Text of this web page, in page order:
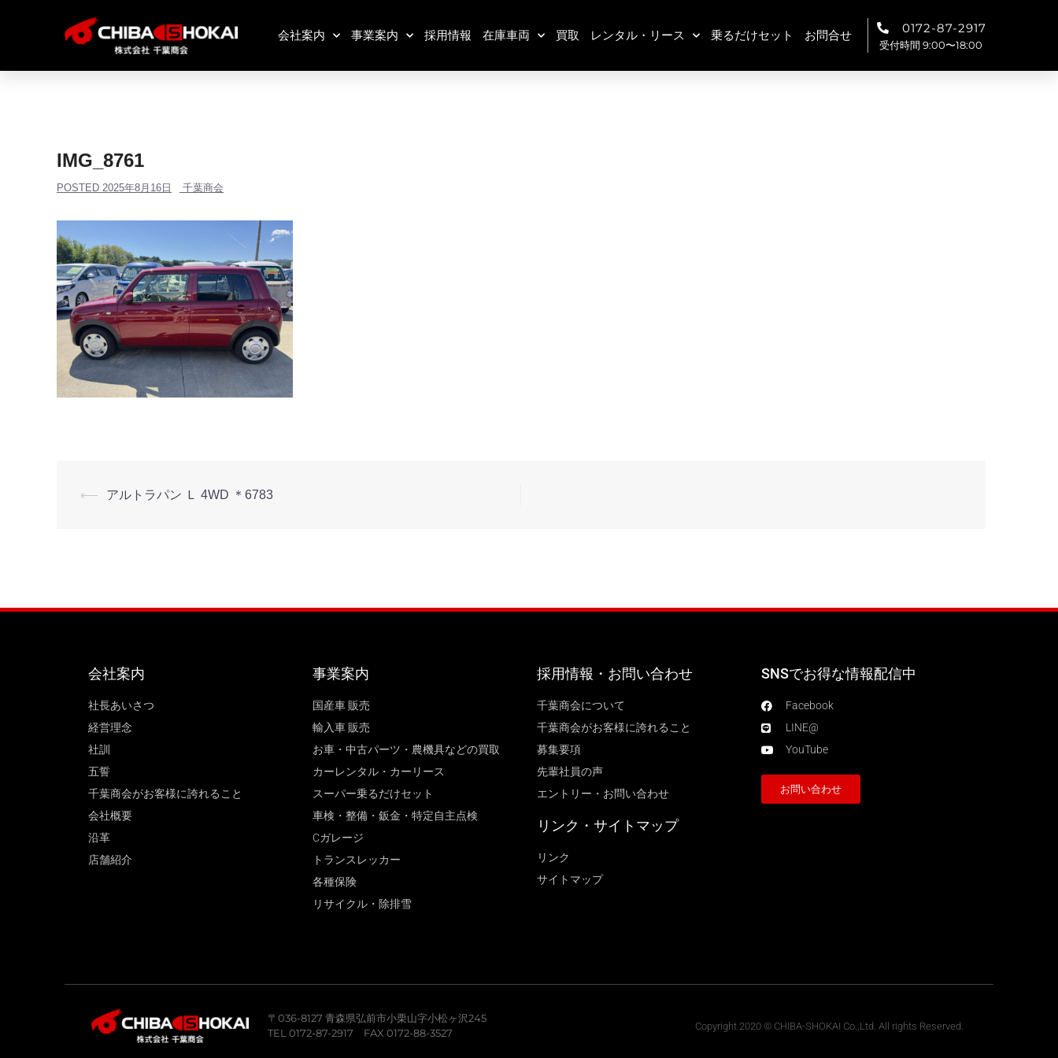
会社案内 事業案内 採用情報 在庫車両 買取 レンタル・リース 乗るだけセット お問合せ 0172-87-2917
受付時間 9:00〜18:00
IMG_8761
POSTED 2025年8月16日 千葉商会
⟵ アルトラパン Ｌ 4WD ＊6783
会社案内
社長あいさつ
経営理念
社訓
五誓
千葉商会がお客様に誇れること
会社概要
沿革
店舗紹介
事業案内
国産車 販売
輸入車 販売
お車・中古パーツ・農機具などの買取
カーレンタル・カーリース
スーパー乗るだけセット
車検・整備・鈑金・特定自主点検
Cガレージ
トランスレッカー
各種保険
リサイクル・除排雪
採用情報・お問い合わせ
千葉商会について
千葉商会がお客様に誇れること​
募集要項
先輩社員の声
エントリー・お問い合わせ
リンク・サイトマップ
リンク
サイトマップ
SNSでお得な情報配信中
Facebook
LINE@
YouTube
お問い合わせ
〒036-8127 青森県弘前市小栗山字小松ヶ沢245
TEL 0172-87-2917 FAX 0172-88-3527
Copyright 2020 © CHIBA-SHOKAI Co.,Ltd. All rights Reserved.